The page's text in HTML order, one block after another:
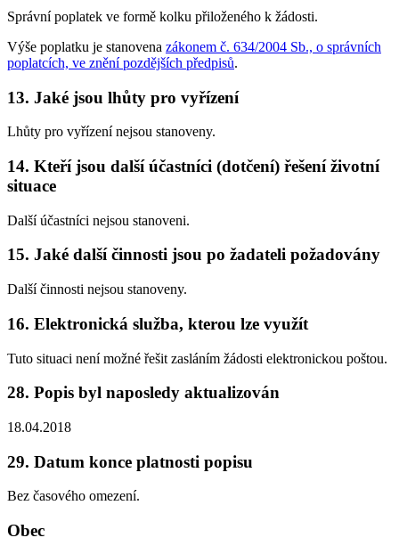
Správní poplatek ve formě kolku přiloženého k žádosti.
Výše poplatku je stanovena zákonem č. 634/2004 Sb., o správních
poplatcích, ve znění pozdějších předpisů.
13. Jaké jsou lhůty pro vyřízení
Lhůty pro vyřízení nejsou stanoveny.
14. Kteří jsou další účastníci (dotčení) řešení životní
situace
Další účastníci nejsou stanoveni.
15. Jaké další činnosti jsou po žadateli požadovány
Další činnosti nejsou stanoveny.
16. Elektronická služba, kterou lze využít
Tuto situaci není možné řešit zasláním žádosti elektronickou poštou.
28. Popis byl naposledy aktualizován
18.04.2018
29. Datum konce platnosti popisu
Bez časového omezení.
Obec